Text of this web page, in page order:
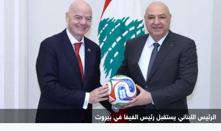
الرئيس اللبناني يستقبل رئيس الفيفا في بيروت